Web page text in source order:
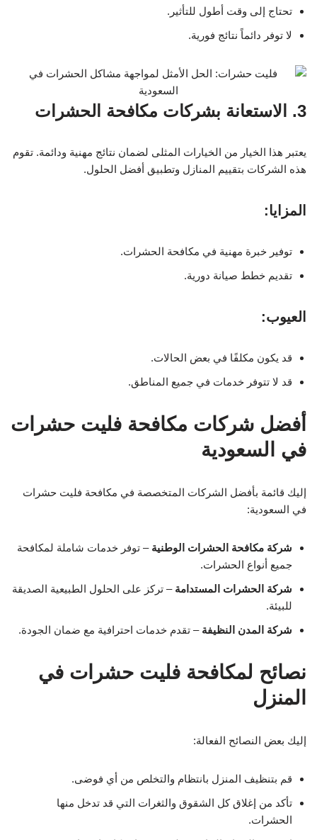
تحتاج إلى وقت أطول للتأثير.
لا توفر دائماً نتائج فورية.
3. الاستعانة بشركات مكافحة الحشرات
يعتبر هذا الخيار من الخيارات المثلى لضمان نتائج مهنية ودائمة. تقوم
هذه الشركات بتقييم المنازل وتطبيق أفضل الحلول.
المزايا:
توفير خبرة مهنية في مكافحة الحشرات.
تقديم خطط صيانة دورية.
العيوب:
قد يكون مكلفًا في بعض الحالات.
قد لا تتوفر خدمات في جميع المناطق.
أفضل شركات مكافحة فليت حشرات
في السعودية
إليك قائمة بأفضل الشركات المتخصصة في مكافحة فليت حشرات
في السعودية:
شركة مكافحة الحشرات الوطنية – توفر خدمات شاملة لمكافحة
جميع أنواع الحشرات.
شركة الحشرات المستدامة – تركز على الحلول الطبيعية الصديقة
للبيئة.
شركة المدن النظيفة – تقدم خدمات احترافية مع ضمان الجودة.
نصائح لمكافحة فليت حشرات في
المنزل
إليك بعض النصائح الفعالة:
قم بتنظيف المنزل بانتظام والتخلص من أي فوضى.
تأكد من إغلاق كل الشقوق والثغرات التي قد تدخل منها
الحشرات.